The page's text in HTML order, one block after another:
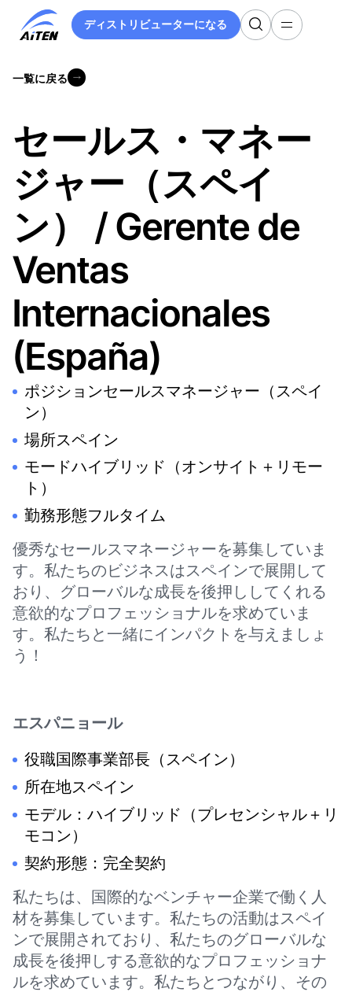
ディストリビューターになる
ディストリビューターになる
一覧に戻る
セールス・マネー
ジャー（スペイ
ン） / Gerente de
Ventas
Internacionales
(España)
ポジションセールスマネージャー（スペイ
ン）
場所スペイン
モードハイブリッド（オンサイト＋リモー
ト）
勤務形態フルタイム
優秀なセールスマネージャーを募集していま
す。私たちのビジネスはスペインで展開して
おり、グローバルな成長を後押ししてくれる
意欲的なプロフェッショナルを求めていま
す。私たちと一緒にインパクトを与えましょ
う！
エスパニョール
役職国際事業部長（スペイン）
所在地スペイン
モデル：ハイブリッド（プレセンシャル＋リ
モコン）
契約形態：完全契約
私たちは、国際的なベンチャー企業で働く人
材を募集しています。私たちの活動はスペイ
ンで展開されており、私たちのグローバルな
成長を後押しする意欲的なプロフェッショナ
ルを求めています。私たちとつながり、その